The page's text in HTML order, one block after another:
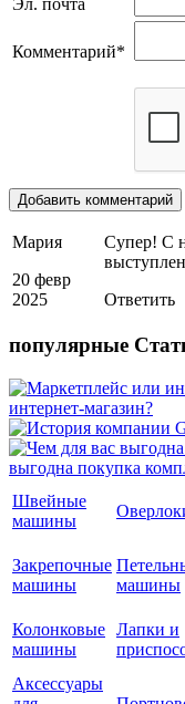
Комментарий*
Мария
20 февр
2025
Супер! С
Ответить
популярные
интернет-магазин?
выгодна покупка
Швейные
машины
Закрепочные
машины
машины
Колонковые
машины
Лапки и
Аксессуары